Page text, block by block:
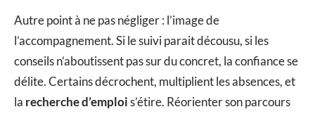
Autre point à ne pas négliger : l’image de
l’accompagnement. Si le suivi parait décousu, si les
conseils n’aboutissent pas sur du concret, la confiance se
délite. Certains décrochent, multiplient les absences, et
la recherche d’emplois’étire. Réorienter son parcours